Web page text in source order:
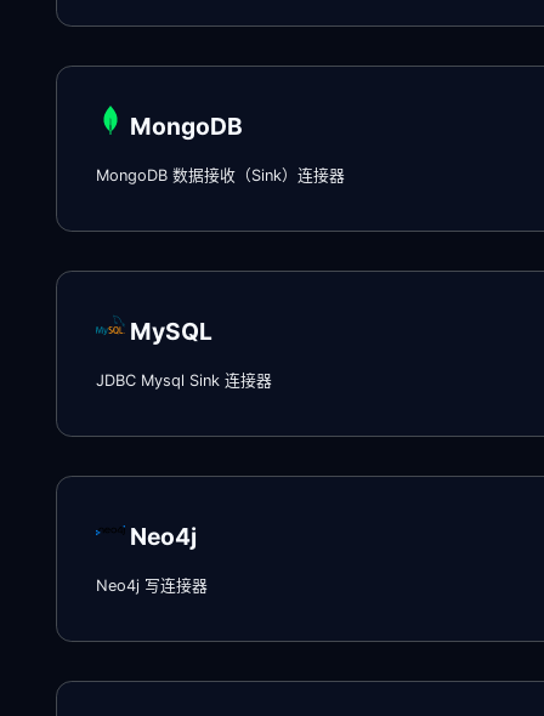
MongoDB
MongoDB 数据接收（Sink）连接器
MySQL
JDBC Mysql Sink 连接器
Neo4j
Neo4j 写连接器